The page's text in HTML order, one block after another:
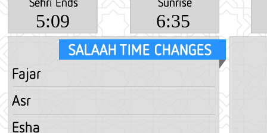
5:09 6:35